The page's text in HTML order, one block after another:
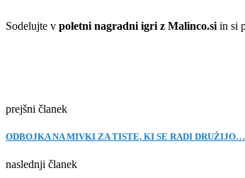
Sodelujte v poletni nagradni igri z Malinco.si in si
prejšni članek
ODBOJKA NA MIVKI ZA TISTE, KI SE RADI DRUŽIJO…
naslednji članek